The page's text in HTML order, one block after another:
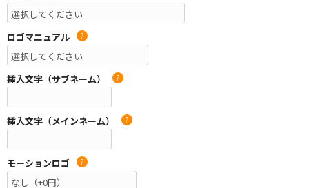
ロゴマニュアル ?
挿入文字（サブネーム） ?
挿入文字（メインネーム） ?
モーションロゴ ?